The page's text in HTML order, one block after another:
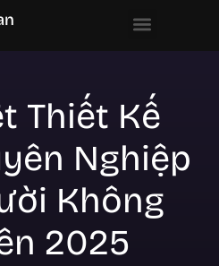
Thiết Kế
Nghiệp
Không
2025